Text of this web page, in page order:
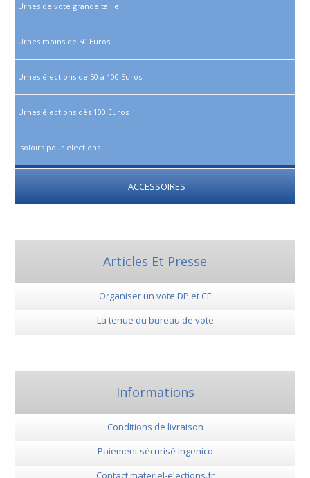
Urnes de vote grande taille
Urnes moins de 50 Euros
Urnes élections de 50 à 100 Euros
Urnes élections dès 100 Euros
Isoloirs pour élections
ACCESSOIRES
Articles Et Presse
Organiser un vote DP et CE
La tenue du bureau de vote
Informations
Conditions de livraison
Paiement sécurisé Ingenico
Contact materiel-elections.fr